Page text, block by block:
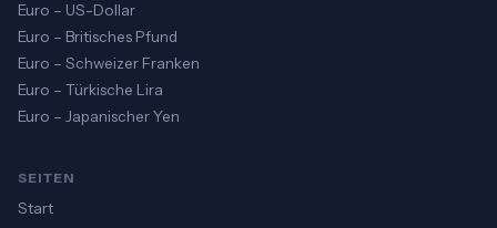
Euro – US-Dollar
Euro – Britisches Pfund
Euro – Schweizer Franken
Euro – Türkische Lira
Euro – Japanischer Yen
SEITEN
Start